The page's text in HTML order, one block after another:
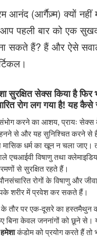
संपर्क करें
आनंद (आर्गैज़्म) क्यों
आप पहली बार को एक
सकते हैं? हैं और ऐसे
सुरक्षित सेक्स किया है फिर
रोग लग गया है! यह
करने का आशय, प्रायः सेक्स
से और यह सुनिश्चित करने से
मासिक धर्म का खून न चला
एचआईवी विषाणु तथा
से सुरक्षित रहते हैं।
रोगों के विषाणु और
शरीर में प्रवेश कर सकते हैं।
के तौर पर एक-दूसरे का हस्तमैथुन
बिना केवल जननांगों को छूने से।
हमेशाकंडोम को प्रयोग करते हैं तो